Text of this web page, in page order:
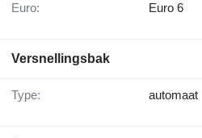
Euro: Euro 6
Versnellingsbak
Type: automaat